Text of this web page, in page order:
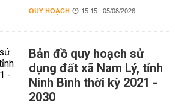
QUY HOẠCH 15:15 | 05/08/2026
Bản đồ quy hoạch sử
dụng đất xã Nam Lý, tỉnh
Ninh Bình thời kỳ 2021 -
2030